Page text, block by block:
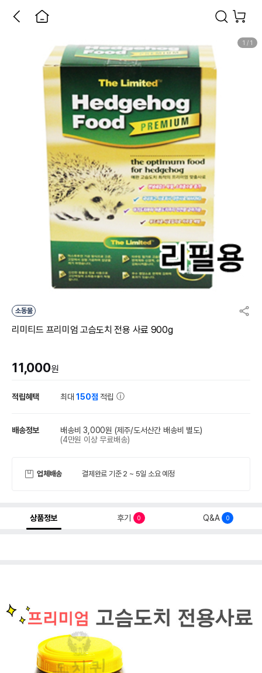
1 / 1
소동물
리미티드 프리미엄 고슴도치 전용 사료 900g
11,000원
적립혜택 최대150점 적립
배송정보 배송비 3,000원 (제주/도서산간 배송비 별도)
(4만원 이상 무료배송)
업체배송 결제완료 기준 2 ~ 5일 소요 예정
상품정보 후기 0 Q&A 0